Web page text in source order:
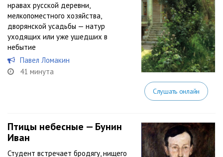
нравах русской деревни,
мелкопоместного хозяйства,
дворянской усадьбы — натур
уходящих или уже ушедших в
небытие
Павел Ломакин
41 минута
Слушать онлайн
Птицы небесные — Бунин
Иван
Студент встречает бродягу, нищего